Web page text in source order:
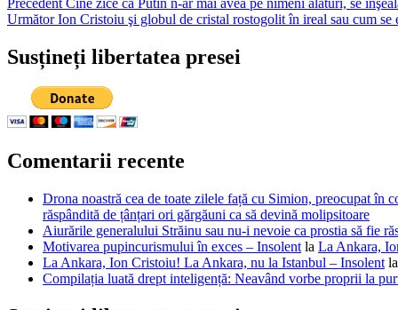
Navigare
în
articole
anterior:
Următor Articolul
Ion Cristoiu şi globul de cristal rostogolit în ireal sau cum se
Susțineți libertatea presei
Comentarii recente
Drona noastră cea de toate zilele față cu Simion, preocupat în
răspândită de țânțari ori gărgăuni ca să devină molipsitoare
Aiurările generalului Străinu sau nu-i nevoie ca prostia să fie
Motivarea pupincurismului în exces – Insolent la La Ankara,
La Ankara, Ion Cristoiu! La Ankara, nu la Istanbul – Insolent la
Compilația luată drept inteligență: Neavând vorbe proprii la